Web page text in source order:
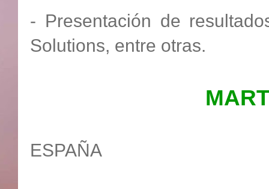
- Presentación de
Solutions, entre otras.
ESPAÑA